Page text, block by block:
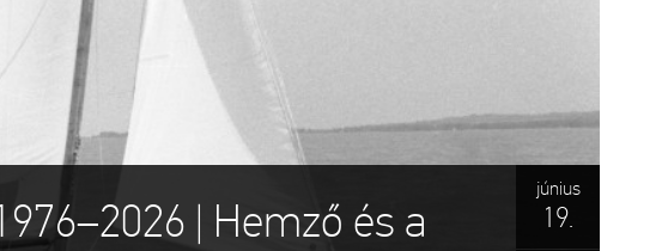
| Hemző és a
június
19.